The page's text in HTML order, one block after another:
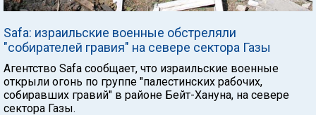
Safa: израильские военные обстреляли
"собирателей гравия" на севере сектора Газы
Агентство Safa сообщает, что израильские военные
открыли огонь по группе "палестинских рабочих,
собиравших гравий" в районе Бейт-Хануна, на севере
сектора Газы.